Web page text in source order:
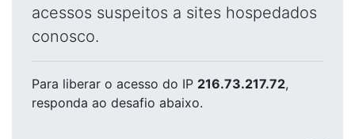
acessos suspeitos a sites hospedados
conosco.
Para liberar o acesso do IP 216.73.217.72,
responda ao desafio abaixo.